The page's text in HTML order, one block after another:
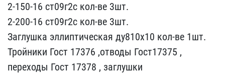
2-150-16 ст09г2с кол​-ве 3шт.
2-200-16 ст09г​2с кол-ве 3шт.
Заглушка ​эллиптическая ду810х10 к​ол-ве 1шт.
Тройники Гост​ 17376 ,отводы Гост17375​ ,
переходы Гост 17378 ,​ заглушки